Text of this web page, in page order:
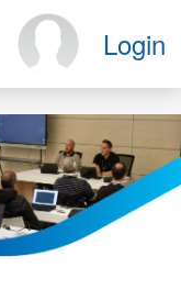
Login